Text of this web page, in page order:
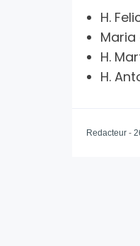
H.
Maria
H.
H.
Redacteur -